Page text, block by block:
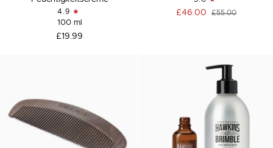
4.9
100 ml
£19.99
£46.00 £55.00